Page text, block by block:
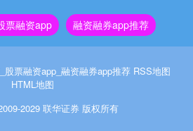
票融资app 融资融券app推荐
股票融资app_融资融券app推荐 RSS地图
HTML地图
2029 联华证券 版权所有